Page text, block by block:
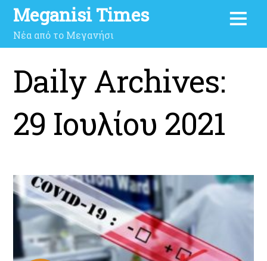
Meganisi Times
Νέα από το Μεγανήσι
Daily Archives:
29 Ιουλίου 2021